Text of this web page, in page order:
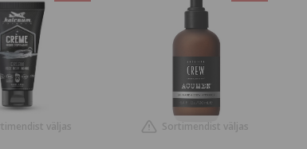
väljas Sortimendist väljas